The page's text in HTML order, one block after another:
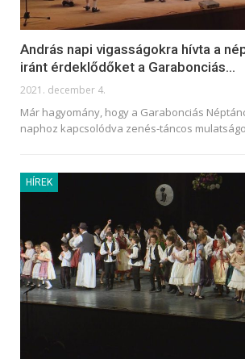
András napi vigasságokra hívta a
iránt érdeklődőket a Garabonciás…
2021. december 4.
Már hagyomány, hogy a Garabonciás
naphoz kapcsolódva zenés-táncos
HÍREK